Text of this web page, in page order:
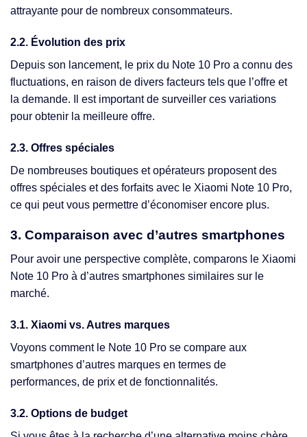
attrayante pour de nombreux consommateurs.
2.2. Évolution des prix
Depuis son lancement, le prix du Note 10 Pro a connu des
fluctuations, en raison de divers facteurs tels que l’offre et
la demande. Il est important de surveiller ces variations
pour obtenir la meilleure offre.
2.3. Offres spéciales
De nombreuses boutiques et opérateurs proposent des
offres spéciales et des forfaits avec le Xiaomi Note 10 Pro,
ce qui peut vous permettre d’économiser encore plus.
3. Comparaison avec d’autres smartphones
Pour avoir une perspective complète, comparons le Xiaomi
Note 10 Pro à d’autres smartphones similaires sur le
marché.
3.1. Xiaomi vs. Autres marques
Voyons comment le Note 10 Pro se compare aux
smartphones d’autres marques en termes de
performances, de prix et de fonctionnalités.
3.2. Options de budget